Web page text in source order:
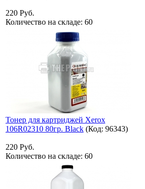
220 Руб.
Количество на складе: 60
Тонер для картриджей Xerox
106R02310 80гр. Black (Код: 96343)
220 Руб.
Количество на складе: 60